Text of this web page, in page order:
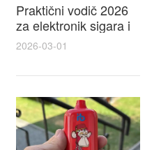
Praktični vodič 2026
za elektronik sigara i
mtm e cigarete s
recenzijama i
2026-03-01